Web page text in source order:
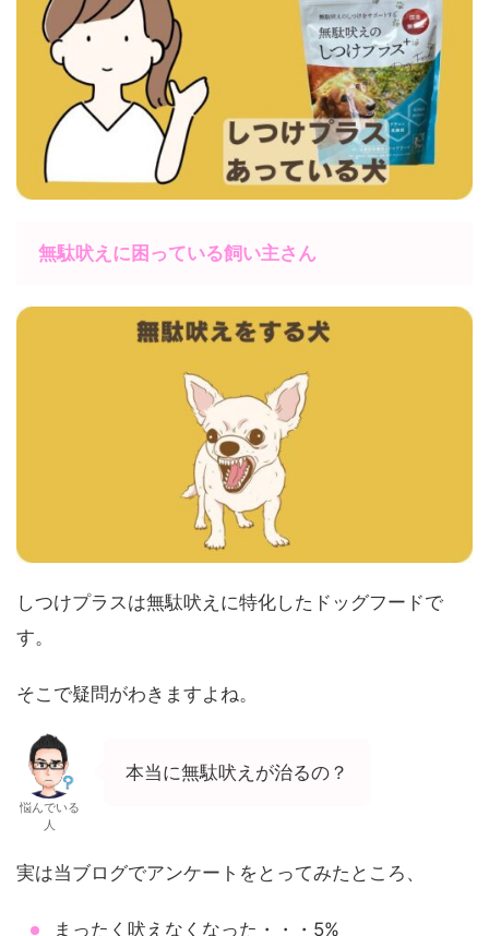
無駄吠えに困っている飼い主さん
しつけプラスは無駄吠えに特化したドッグフードで
す。
そこで疑問がわきますよね。
悩んでいる
人
本当に無駄吠えが治るの？
実は当ブログでアンケートをとってみたところ、
まったく吠えなくなった・・・5%